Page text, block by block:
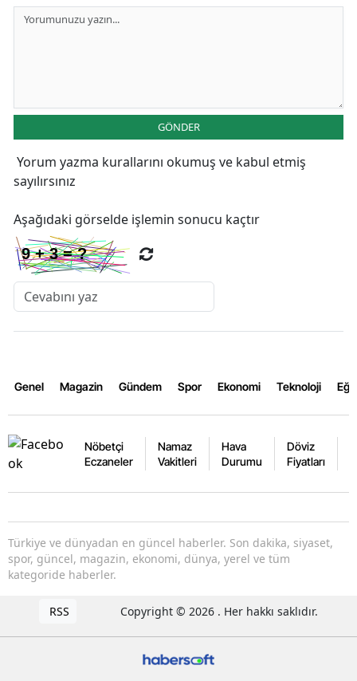
GÖNDER
Yorum yazma kurallarını okumuş ve kabul etmiş
sayılırsınız
Aşağıdaki görselde işlemin sonucu kaçtır
Genel Magazin Gündem Spor Ekonomi Teknoloji
Nöbetçi
Eczaneler
Namaz
Vakitleri
Hava
Durumu
Döviz
Fiyatları
Türkiye ve dünyadan en güncel haberler. Son dakika, siyaset,
spor, güncel, magazin, ekonomi, dünya, yerel ve tüm
kategoride haberler.
RSS Copyright © 2026 . Her hakkı saklıdır.